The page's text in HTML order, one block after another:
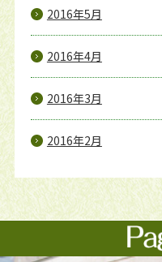
2016年5月
2016年4月
2016年3月
2016年2月